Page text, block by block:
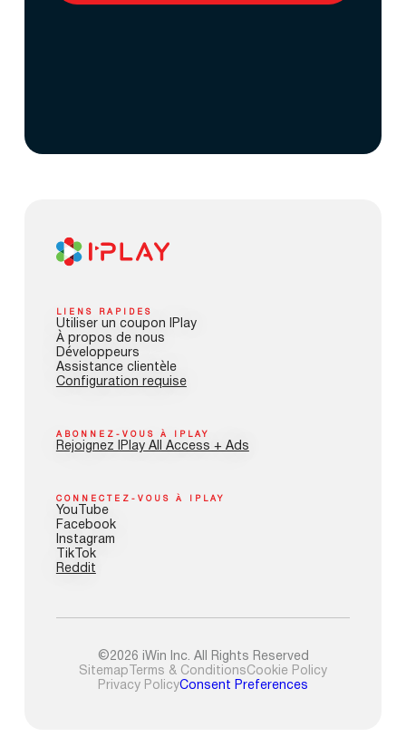
LIENS RAPIDES
Utiliser un coupon IPlay
À propos de nous
Développeurs
Assistance clientèle
Configuration requise
ABONNEZ-VOUS À IPLAY
Rejoignez IPlay All Access + Ads
CONNECTEZ-VOUS À IPLAY
YouTube
Facebook
Instagram
TikTok
Reddit
©2026 iWin Inc. All Rights Reserved
Sitemap Terms & ConditionsCookie Policy
Privacy PolicyConsent Preferences